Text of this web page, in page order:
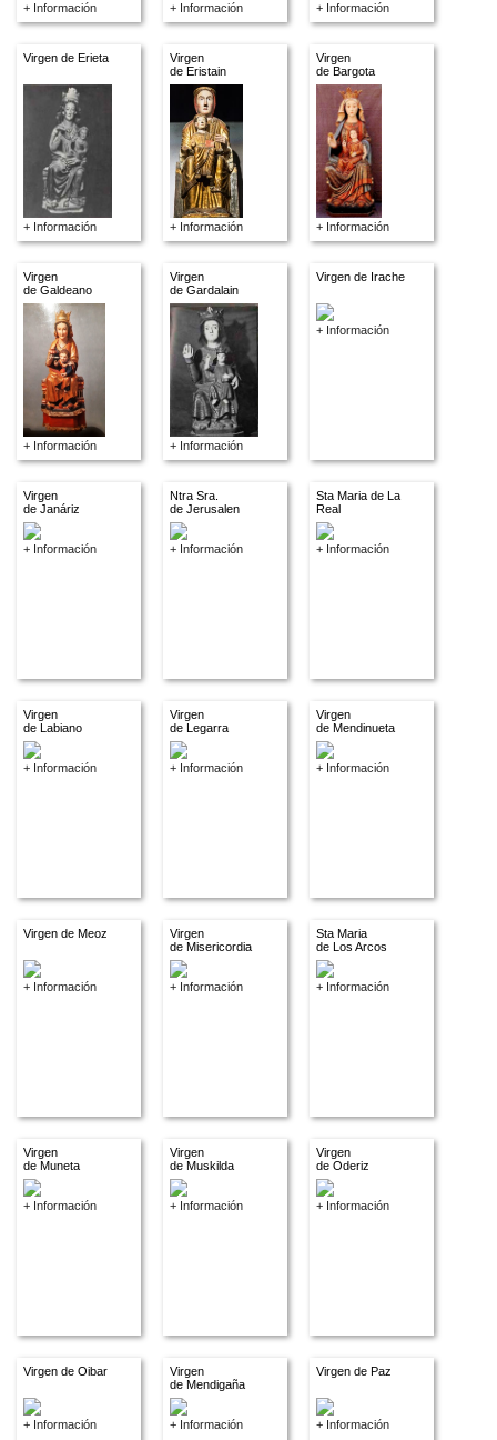
+ Información + Información + Información
Virgen de Erieta
+ Información
Virgen
de Eristain
+ Información
Virgen
de Bargota
+ Información
Virgen
de Galdeano
+ Información
Virgen
de Gardalain
+ Información
Virgen de Irache
+ Información
Virgen
de Janáriz
+ Información
Ntra Sra.
de Jerusalen
+ Información
Sta Maria de La
Real
+ Información
Virgen
de Labiano
+ Información
Virgen
de Legarra
+ Información
Virgen
de Mendinueta
+ Información
Virgen de Meoz
+ Información
Virgen
de Misericordia
+ Información
Sta Maria
de Los Arcos
+ Información
Virgen
de Muneta
+ Información
Virgen
de Muskilda
+ Información
Virgen
de Oderiz
+ Información
Virgen de Oibar
+ Información
Virgen
de Mendigaña
+ Información
Virgen de Paz
+ Información